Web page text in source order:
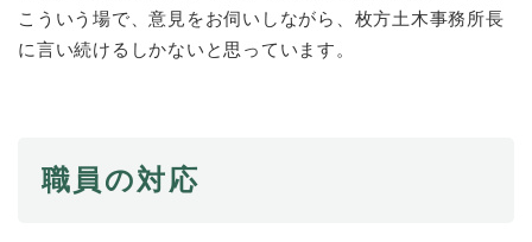
こういう場で、意見をお伺いしながら、枚方土木事務所長
に言い続けるしかないと思っています。
職員の対応